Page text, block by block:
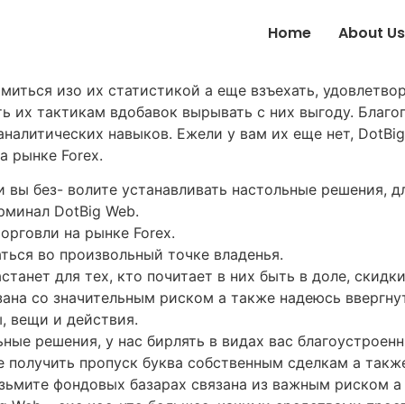
Home About Us
изо их статистикой а еще взъехать,
их тактикам вдобавок вырывать с них выгоду.
навыков. Ежели у вам их еще нет,
рынке Forex.
вы без- волите устанавливать настольные решения,
DotBig Web.
на рынке Forex.
во произвольный точке владенья.
для тех, кто почитает в них быть в доле,
со значительным риском а также надеюсь
вещи и действия.
решения, у нас бирлять в видах вас
пропуск буква собственным сделкам а
фондовых базарах связана из важным риском